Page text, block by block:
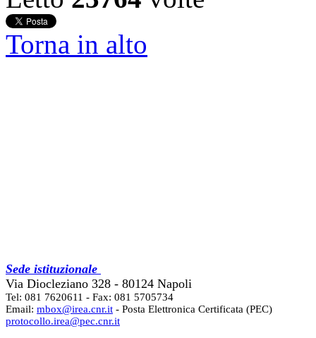
Torna in alto
Sede istituzionale
Via Diocleziano 328 - 80124 Napoli
Tel: 081 7620611 - Fax: 081 5705734
Email: mbox@irea.cnr.it - Posta Elettronica Certificata (PEC)
protocollo.irea@pec.cnr.it